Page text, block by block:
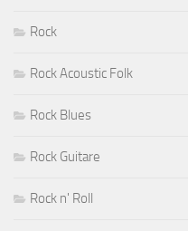
Rock
Rock Acoustic Folk
Rock Blues
Rock Guitare
Rock n' Roll